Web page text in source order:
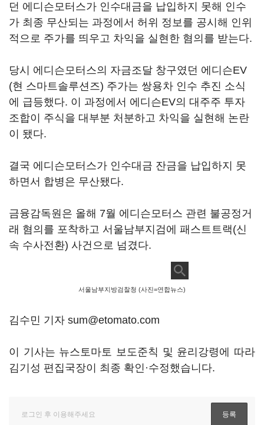
던 에디슨모터스가 인수대금을 납입하지 못해 인수
가 최종 무산되는 과정에서 허위 정보를 공시해 인위
적으로 주가를 띄우고 차익을 실현한 혐의를 받는다.
당시 에디슨모터스의 자금조달 창구였던 에디슨EV
(현 스마트솔루션즈) 주가는 쌍용차 인수 추진 소식
에 급등했다. 이 과정에서 에디슨EV의 대주주 투자
조합이 주식을 대부분 처분하고 차익을 실현해 논란
이 됐다.
결국 에디슨모터스가 인수대금 잔금을 납입하지 못
하면서 합병은 무산됐다.
금융감독원은 올해 7월 에디슨모터스 관련 불공정거
래 혐의를 포착하고 서울남부지검에 패스트트랙(신
속 수사전환) 사건으로 넘겼다.
서울남부지방검찰청 (사진=연합뉴스)
김수민 기자 sum@etomato.com
이 기사는 뉴스토마토 보도준칙 및 윤리강령에 따라
김기성 편집국장이 최종 확인·수정했습니다.